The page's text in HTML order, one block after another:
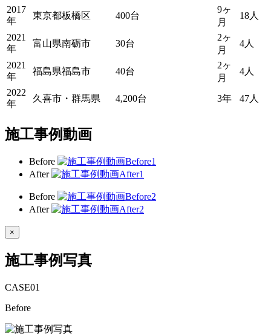
2017
年
東京都板橋区 400台
9ヶ
月
18人
2021
年
富山県南砺市 30台
2ヶ
月
4人
2021
年
福島県福島市 40台
2ヶ
月
4人
2022
年
久喜市・群馬県 4,200台 3年 47人
施工事例動画
Before
After
Before
After
×
施工事例写真
CASE01
Before